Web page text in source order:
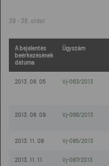
38 - 38. oldal
A bejelentés
beérkezésének
dátuma
Ügyszám
2013. 08. 05 Vj-063/2013
2013. 08. 09 Vj-066/2013
2013. 11. 08 Vj-085/2013
2013. 11. 11 Vj-087/2013